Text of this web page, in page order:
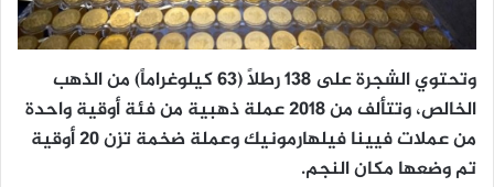
وتحتوي الشجرة على 138 رطلاً (63 كيلوغراماً) من الذهب
الخالص، وتتألف من 2018 عملة ذهبية من فئة أوقية واحدة
من عملات فيينا فيلهارمونيك وعملة ضخمة تزن 20 أوقية
تم وضعها مكان النجم.